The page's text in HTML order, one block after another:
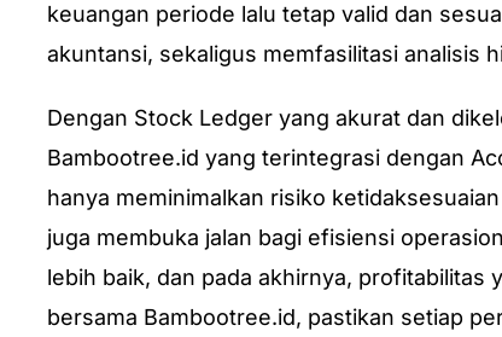
keuangan periode lalu tetap valid dan
akuntansi, sekaligus memfasilitasi analisis
Dengan Stock Ledger yang akurat dan
Bambootree.id yang terintegrasi dengan
hanya meminimalkan risiko
juga membuka jalan bagi efisiensi
lebih baik, dan pada akhirnya, profitabilitas
bersama Bambootree.id, pastikan setiap